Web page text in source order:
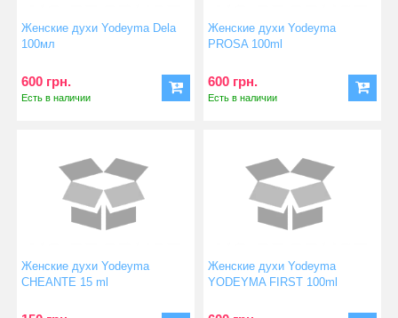
Женские духи Yodeyma Dela
100мл
600 грн.
Есть в наличии
Женские духи Yodeyma
PROSA 100ml
600 грн.
Есть в наличии
Женские духи Yodeyma
CHEANTE 15 ml
Женские духи Yodeyma
YODEYMA FIRST 100ml